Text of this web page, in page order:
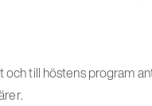
till höstens program